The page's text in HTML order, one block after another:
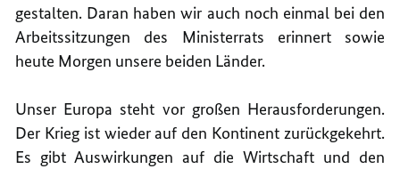
gestalten. Daran haben wir auch noch einmal bei den
Arbeitssitzungen des Ministerrats erinnert sowie
heute Morgen unsere beiden Länder.
Unser Europa steht vor großen Herausforderungen.
Der Krieg ist wieder auf den Kontinent zurückgekehrt.
Es gibt Auswirkungen auf die Wirtschaft und den